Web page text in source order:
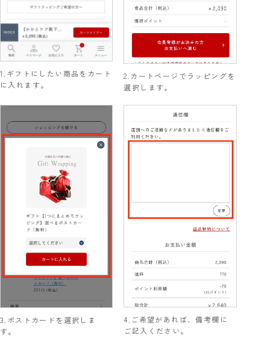
ギフトにしたい商品をカート
に入れます。
カートページでラッピングを
選択します。
ポストカードを選択しま
す。
ご希望があれば、備考欄に
ご記入ください。